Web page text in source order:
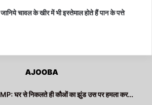
जानिये चावल के खीर में भी इस्तेमाल होते हैं पान के पत्ते
AJOOBA
MP: घर से निकलते ही कौओं का झुंड उस पर हमला कर…